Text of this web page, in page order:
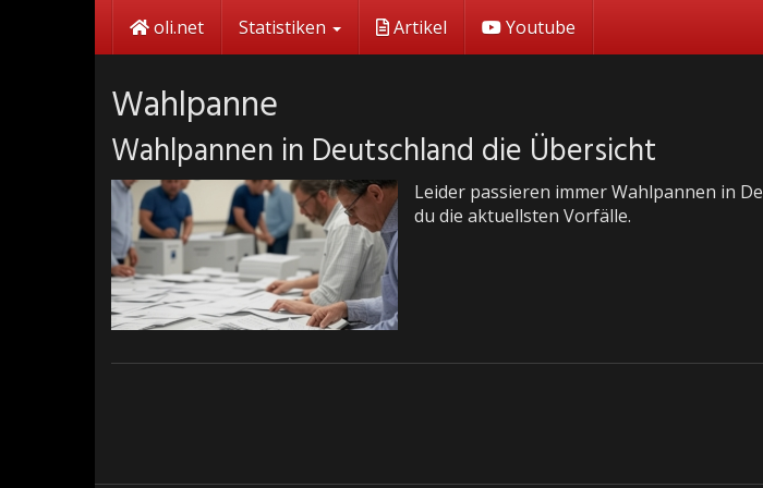
oli.net Statistiken Artikel Youtube
Wahlpanne
Wahlpannen in Deutschland die Übersicht
Leider passieren immer Wahlpannen in
du die aktuellsten Vorfälle.